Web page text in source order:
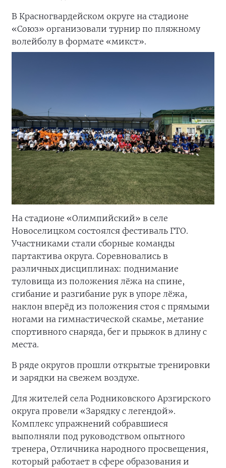
В Красногвардейском округе на стадионе
«Союз» организовали турнир по пляжному
волейболу в формате «микст».
На стадионе «Олимпийский» в селе
Новоселицком состоялся фестиваль ГТО.
Участниками стали сборные команды
партактива округа. Соревновались в
различных дисциплинах: поднимание
туловища из положения лёжа на спине,
сгибание и разгибание рук в упоре лёжа,
наклон вперёд из положения стоя с прямыми
ногами на гимнастической скамье, метание
спортивного снаряда, бег и прыжок в длину с
места.
В ряде округов прошли открытые тренировки
и зарядки на свежем воздухе.
Для жителей села Родниковского Арзгирского
округа провели «Зарядку с легендой».
Комплекс упражнений собравшиеся
выполняли под руководством опытного
тренера, Отличника народного просвещения,
который работает в сфере образования и